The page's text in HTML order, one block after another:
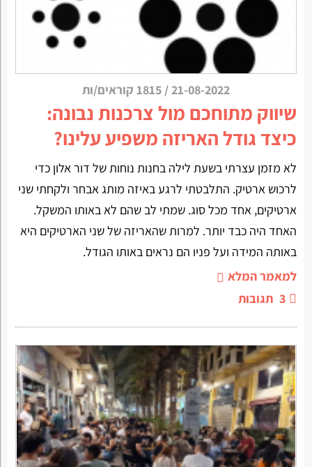
21-08-2022
/ 1815 קוראים/ות
שיווק מתוחכם מול צרכנות נבונה:
כיצד גודל האריזה משפיע עלינו?
לא מזמן עצרתי בשעת לילה בחנות נוחות של דור אלון כדי
לרכוש ארטיק. התלבטתי לרגע באיזה מותג אבחר ולקחתי שני
ארטיקים, אחד מכל סוג. שמתי לב שהם לא באותו המשקל.
האחד היה כבד יותר. למרות שהאריזה של שני הארטיקים היא
באותה המידה ועל פניו הם נראים באותו הגודל.
למאמר המלא
3 תגובות